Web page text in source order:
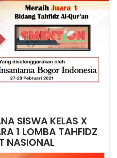
SISWA KELAS X
1 LOMBA TAHFIDZ
NASIONAL